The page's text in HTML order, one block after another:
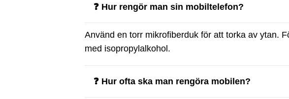
❓ Hur rengör man sin mobiltelefon?
Använd en torr mikrofiberduk för att torka av ytan.
med isopropylalkohol.
❓ Hur ofta ska man rengöra mobilen?